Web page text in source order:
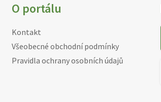
O portálu
Kontakt
Všeobecné obchodní podmínky
Pravidla ochrany osobních údajů